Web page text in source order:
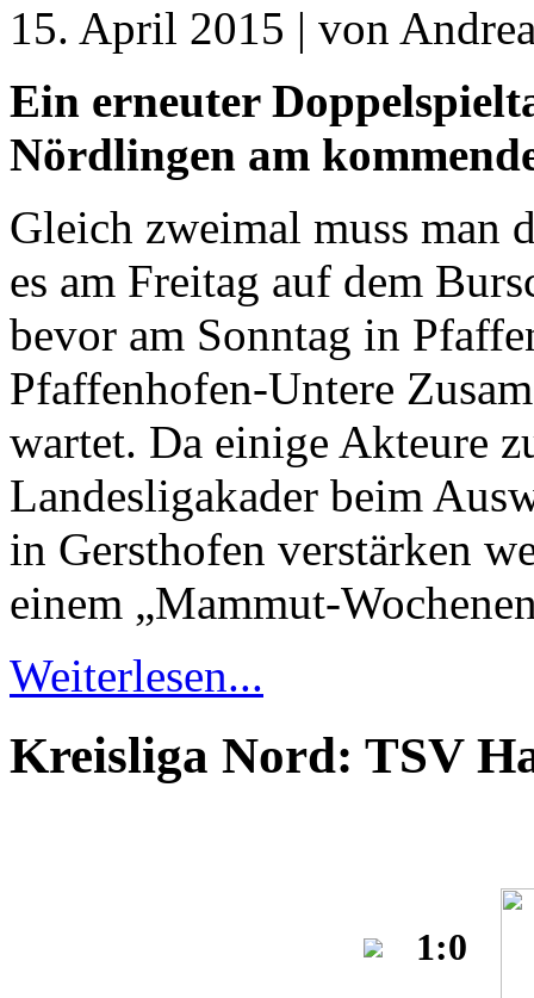
15. April 2015 | von
Ein erneuter
Nördlingen am
Gleich zweimal muss man
es am Freitag auf dem
bevor am Sonntag in
Pfaffenhofen-Untere
wartet. Da einige Akteure
Landesligakader beim
in Gersthofen verstärken
einem „Mammut-
Weiterlesen...
Kreisliga Nord: TSV
1:0